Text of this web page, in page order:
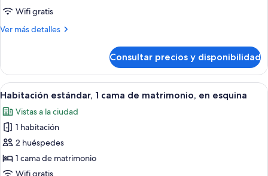
estándar
Wifi gratis
Ver más detalles
Más
estándar
Consultar precios y disponibilidad
Abrir
todas
las
fotos
de
Habitación
estándar,
Una habitación de hotel con una
9
Habitación estándar, 1 cama de matrimonio, en esquina
Vistas a la ciudad
1 habitación
2 huéspedes
1 cama de matrimonio
Wifi gratis